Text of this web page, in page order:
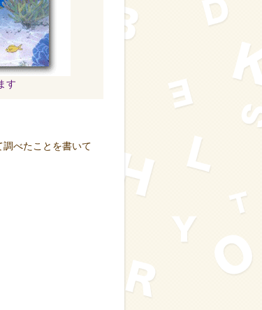
す
べたことを書いて